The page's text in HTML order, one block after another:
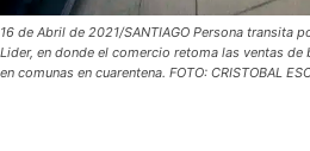
16 de Abril de 2021/SANTIAGO Persona transita
Lider, en donde el comercio retoma las ventas de
en comunas en cuarentena. FOTO: CRISTOBAL